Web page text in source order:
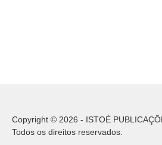
Copyright © 2026 - ISTOÉ
Todos os direitos reservados.